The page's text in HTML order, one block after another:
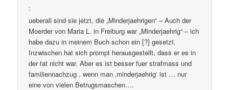
:
ueberall sind sie jetzt, die „Minderjaehrigen“ – Auch der
Moerder von Maria L. in Freiburg war „Minderjaehrig“ – ich
habe dazu in meinem Buch schon ein [?] gesetzt.
Inzwischen hat sich prompt herausgestellt, dass er es in
der tat nicht war. Aber es ist besser fuer strafmass und
familiennachzug , wenn man ‚minderjaehrig‘ ist … nur
eine von vielen Betrugsmaschen….